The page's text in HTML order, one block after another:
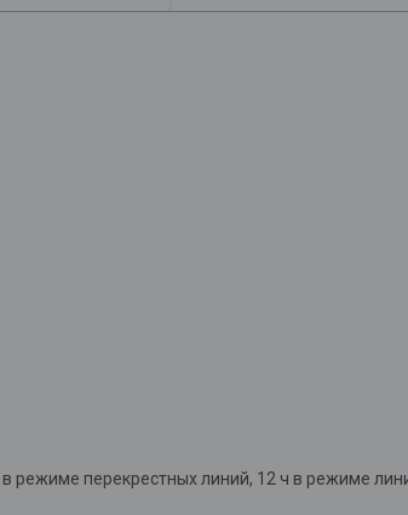
режиме перекрестных линий, 12 ч в режиме